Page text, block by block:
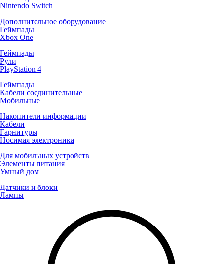
Nintendo Switch
Дополнительное оборудование
Геймпады
Xbox One
Геймпады
Рули
PlayStation 4
Геймпады
Кабели соединительные
Мобильные
Накопители информации
Кабели
Гарнитуры
Носимая электроника
Для мобильных устройств
Элементы питания
Умный дом
Датчики и блоки
Лампы